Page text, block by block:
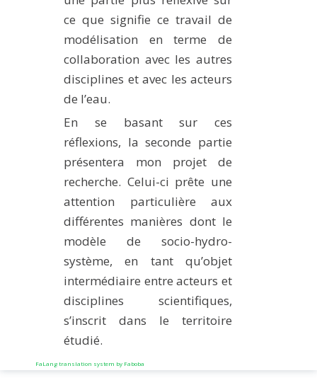
ce que signifie ce travail de
modélisation en terme de
collaboration avec les autres
disciplines et avec les acteurs
de l’eau.
En se basant sur ces
réflexions, la seconde partie
présentera mon projet de
recherche. Celui-ci prête une
attention particulière aux
différentes manières dont le
modèle de socio-hydro-
système, en tant qu’objet
intermédiaire entre acteurs et
disciplines scientifiques,
s’inscrit dans le territoire
étudié.
FaLang translation system by Faboba